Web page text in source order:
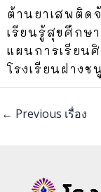
ต้านยาเสพติด
เรียนรู้สุขศึกษ
แผนการเรียน
โรงเรียนฝางช
← Previous เรื่อง